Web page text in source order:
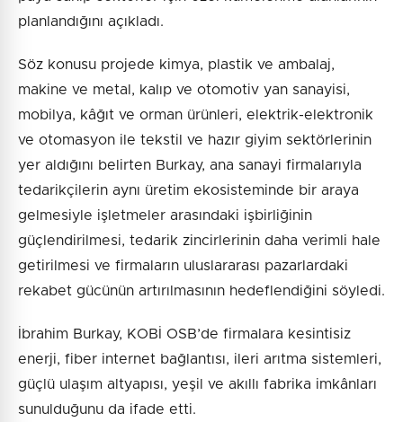
planlandığını açıkladı.
Söz konusu projede kimya, plastik ve ambalaj,
makine ve metal, kalıp ve otomotiv yan sanayisi,
mobilya, kâğıt ve orman ürünleri, elektrik-elektronik
ve otomasyon ile tekstil ve hazır giyim sektörlerinin
yer aldığını belirten Burkay, ana sanayi firmalarıyla
tedarikçilerin aynı üretim ekosisteminde bir araya
gelmesiyle işletmeler arasındaki işbirliğinin
güçlendirilmesi, tedarik zincirlerinin daha verimli hale
getirilmesi ve firmaların uluslararası pazarlardaki
rekabet gücünün artırılmasının hedeflendiğini söyledi.
İbrahim Burkay, KOBİ OSB’de firmalara kesintisiz
enerji, fiber internet bağlantısı, ileri arıtma sistemleri,
güçlü ulaşım altyapısı, yeşil ve akıllı fabrika imkânları
sunulduğunu da ifade etti.